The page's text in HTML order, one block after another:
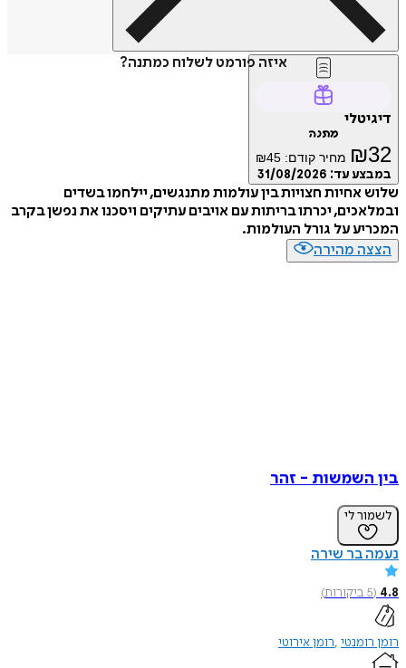
איזה פורמט לשלוח כמתנה?
דיגיטלי
מתנה
₪32 מחיר קודם: ₪45
במבצע עד: 31/08/2026
שלוש אחיות חצויות בין עולמות מתנגשים, יילחמו בשדים
ובמלאכים, יכרתו בריתות עם אויבים עתיקים ויסכנו את נפשן בקרב
המכריע על גורל העולמות.
הצצה מהירה
בין השמשות - זהר
לשמור לי
נעמה בר שירה
4.8
(
5ביקורות)
רומן רומנטי רומן אירוטי